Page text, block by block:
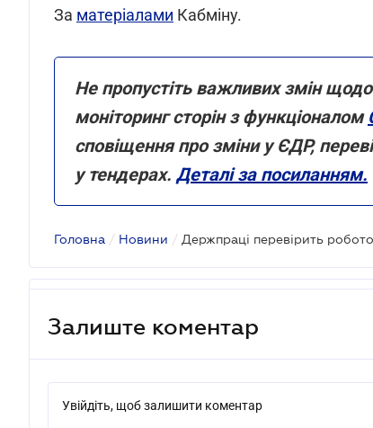
За матеріалами Кабміну.
Не пропустіть важливих змін
моніторинг сторін з функціоналом
сповіщення про зміни у ЄДР,
у тендерах. Деталі за посиланням.
Головна / Новини /
Залиште коментар
Увійдіть, щоб залишити коментар